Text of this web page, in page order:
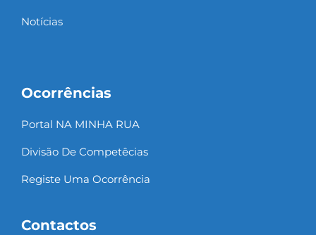
Notícias
Ocorrências
Portal NA MINHA RUA
Divisão De Competêcias
Registe Uma Ocorrência
Contactos